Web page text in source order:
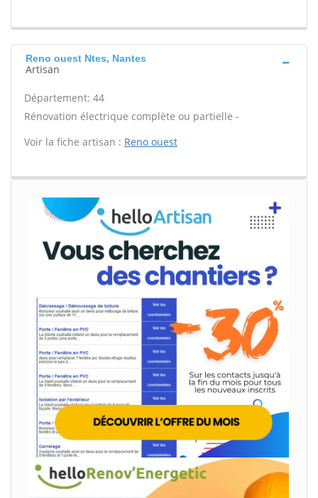
Reno ouest Ntes, Nantes
Artisan
Département: 44
Rénovation électrique complète ou partielle -
Voir la fiche artisan : Reno ouest